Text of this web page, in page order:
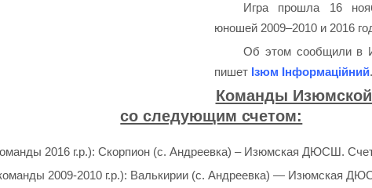
Игра прошла 16
юношей 2009–2010 и 2016
Об этом сообщили в
пишет Ізюм Інформаційний.
Команды
со следующим счетом:
2016 г.р.): Скорпион (с. Андреевка) – Изюмская ДЮСШ.
2009-2010 г.р.): Валькирии (с. Андреевка) — Изюмская